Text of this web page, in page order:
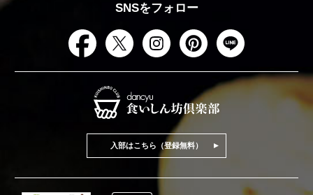
SNSをフォロー
入部はこちら（登録無料）